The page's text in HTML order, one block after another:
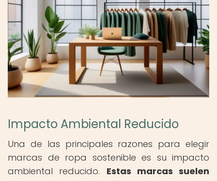
Impacto Ambiental Reducido
Una de las principales razones para elegir
marcas de ropa sostenible es su impacto
ambiental reducido. Estas marcas suelen